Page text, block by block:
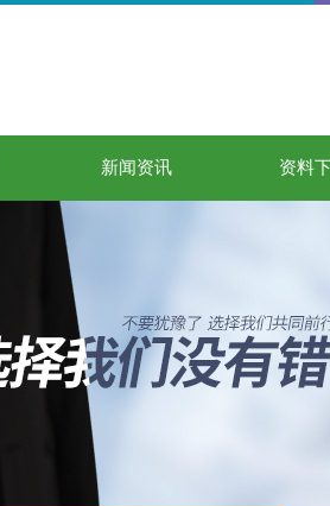
新闻资讯 资料